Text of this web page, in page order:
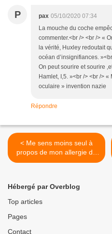
P pax 05/10/2020 07:34
La mouche du coche
commenter.<br /> <br /> «
la vérité, Huxley redoutait
océan d’insignifiances.
On peut sourire et sourire
Hamlet, I,5. »<br /> <br />
oculaire » invention nazie
Répondre
< Me sens moins seul à
propos de mon allergie du
film La Daronne « Isabelle
mois. De la patience, il en
faut pour regarder ce film-là
Hébergé par Overblog
Top articles
Pages
Contact